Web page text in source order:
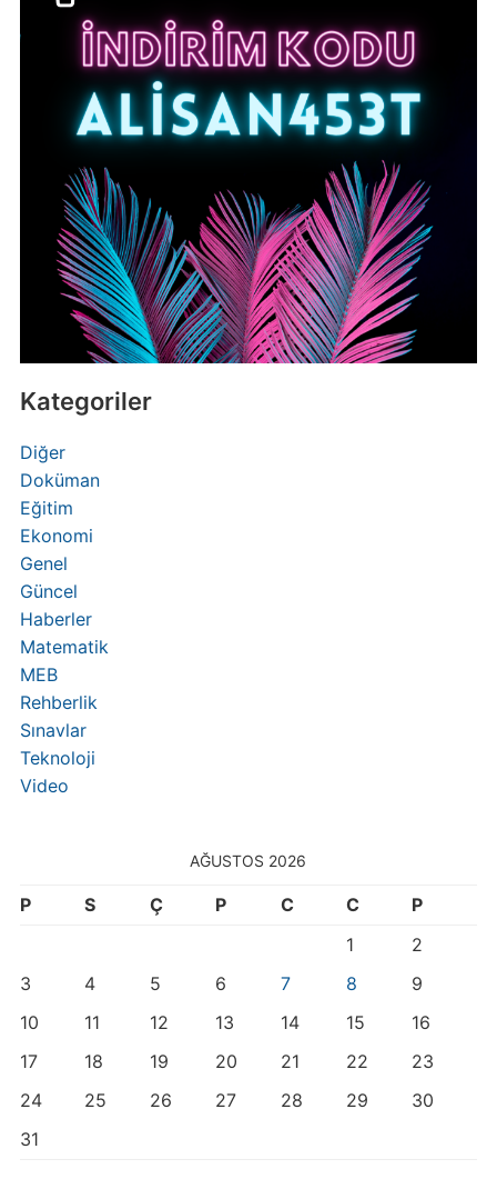
Kategoriler
Diğer
Doküman
Eğitim
Ekonomi
Genel
Güncel
Haberler
Matematik
MEB
Rehberlik
Sınavlar
Teknoloji
Video
AĞUSTOS 2026
P S Ç P C C
P
1
2
3
4 5 6 7 8
9
10
11 12 13 14 15
16
17
18 19 20 21 22
23
24
25 26 27 28 29
30
31